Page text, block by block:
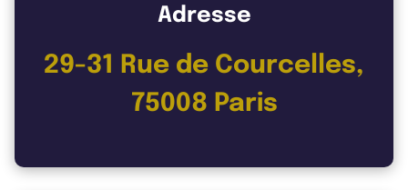
Adresse
29-31 Rue de Courcelles,
75008 Paris